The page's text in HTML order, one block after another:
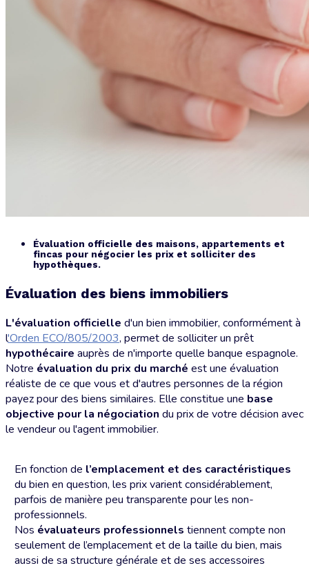
Évaluation officielle des maisons, appartements et
fincas pour négocier les prix et solliciter des
hypothèques.
Évaluation des biens immobiliers
L'évaluation officielle d'un bien immobilier, conformément à
l'Orden ECO/805/2003, permet de solliciter un prêt
hypothécaire auprès de n'importe quelle banque espagnole.
Notre évaluation du prix du marché est une évaluation
réaliste de ce que vous et d'autres personnes de la région
payez pour des biens similaires. Elle constitue une base
objective pour la négociation du prix de votre décision avec
le vendeur ou l'agent immobilier.
En fonction de l’emplacement et des caractéristiques
du bien en question, les prix varient considérablement,
parfois de manière peu transparente pour les non-
professionnels.
Nos évaluateurs professionnels tiennent compte non
seulement de l’emplacement et de la taille du bien, mais
aussi de sa structure générale et de ses accessoires